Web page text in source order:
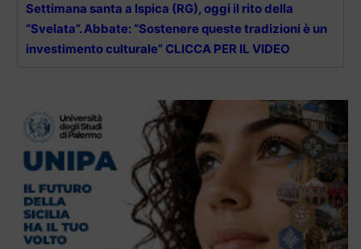
Settimana santa a Ispica (RG), oggi il rito della
“Svelata”. Abbate: “Sostenere queste tradizioni è un
investimento culturale” CLICCA PER IL VIDEO